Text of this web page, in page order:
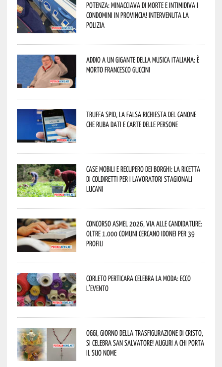
Potenza: minacciava di morte e intimidiva i
condomini in provincia! Intervenuta la
Polizia
Addio a un gigante della musica italiana: è
morto Francesco Guccini
Truffa Spid, la falsa richiesta del canone
che ruba dati e carte delle persone
Case mobili e recupero dei borghi: la ricetta
di Coldiretti per i lavoratori stagionali
lucani
Concorso Asmel 2026, via alle candidature:
oltre 1.000 Comuni cercano idonei per 39
profili
Corleto Perticara celebra la moda: ecco
l’evento
Oggi, giorno della Trasfigurazione di Cristo,
si celebra San Salvatore! Auguri a chi porta
il suo nome